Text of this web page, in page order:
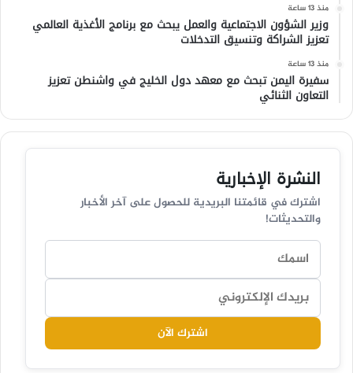
منذ 13 ساعة
وزير الشؤون الاجتماعية والعمل يبحث مع برنامج الأغذية العالمي
تعزيز الشراكة وتنسيق التدخلات
منذ 13 ساعة
سفيرة اليمن تبحث مع معهد دول الخليج في واشنطن تعزيز
التعاون الثنائي
النشرة الإخبارية
اشترك في قائمتنا البريدية للحصول على آخر الأخبار
والتحديثات!
اشترك الآن